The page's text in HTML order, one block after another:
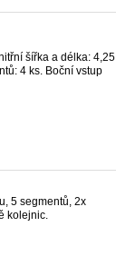
šířka a délka: 4,25
4 ks. Boční vstup
5 segmentů, 2x
kolejnic.